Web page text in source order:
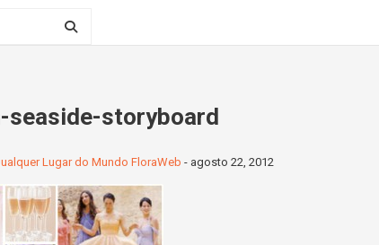
seaside-storyboard
Lugar do Mundo FloraWeb - agosto 22, 2012